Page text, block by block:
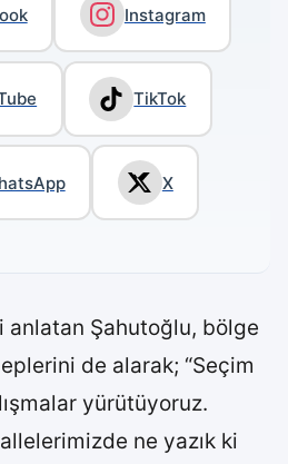
Instagram
TikTok
X
Şahutoğlu, bölge
de alarak; “Seçim
yürütüyoruz.
ne yazık ki